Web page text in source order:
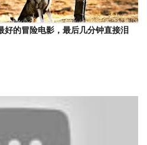
好的冒险电影，最后几分钟直接泪